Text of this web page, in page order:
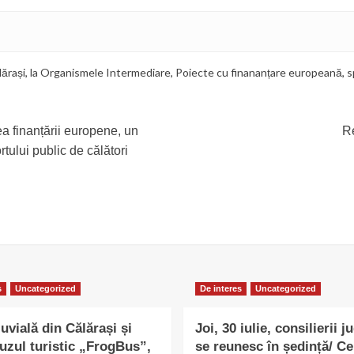
,la Organismele Intermediare, Poiecte cu finananțare europeană,
finanțării europene, un
public de călători
Uncategorized
din Călărași și
turistic „FrogBus”,
De interes Uncategorized
Joi, 30 iulie, consilierii
se reunesc în ședință/ Ce